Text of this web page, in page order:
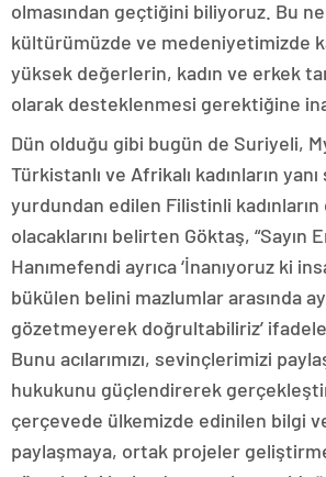
olmasından geçtiğini biliyoruz. Bu
kültürümüzde ve medeniyetimizde
yüksek değerlerin, kadın ve erkek
olarak desteklenmesi gerektiğine
Dün olduğu gibi bugün de Suriyeli,
Türkistanlı ve Afrikalı kadınların
yurdundan edilen Filistinli kadınların
olacaklarını belirten Göktaş, “Sayın
Hanımefendi ayrıca ‘İnanıyoruz ki
bükülen belini mazlumlar arasında
gözetmeyerek doğrultabiliriz’
Bunu acılarımızı, sevinçlerimizi
hukukunu güçlendirerek
çerçevede ülkemizde edinilen bilgi
paylaşmaya, ortak projeler